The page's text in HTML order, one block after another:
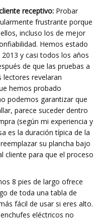
receptivo: Probar
frustrante porque
incluso los de mejor
Hemos estado
y casi todos los años
de que las pruebas a
revelaran
hemos probado
podemos garantizar que
parece suceder dentro
(según mi experiencia y
es la duración típica de la
su plancha bajo
cliente para que el proceso
8 pies de largo ofrece
de toda una tabla de
fácil de usar si eres alto.
eléctricos no